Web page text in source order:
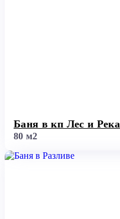
Баня в кп Лес и Река
80 м2